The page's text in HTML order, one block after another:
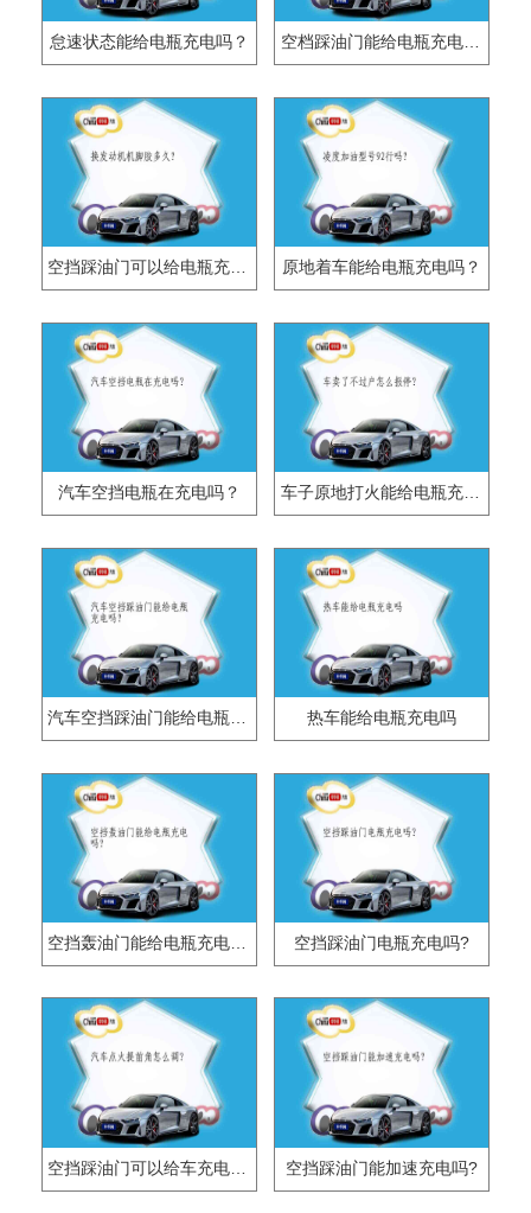
怠速状态能给电瓶充电吗？ 空档踩油门能给电瓶充电吗？
原地着车能给电瓶充电吗？
汽车空挡电瓶在充电吗？ 车子原地打火能给电瓶充电吗？
热车能给电瓶充电吗
空挡踩油门电瓶充电吗?
空挡踩油门能加速充电吗?